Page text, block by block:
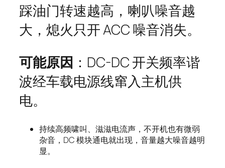
踩油门转速越高，喇叭噪音越
大，熄火只开 ACC 噪音消失。
可能原因 ：DC-DC 开关频率谐
波经车载电源线窜入主机供
电。
持续高频啸叫、滋滋电流声，不开机也有微弱
杂音，DC 模块通电就出现，音量越大噪音越明
显。